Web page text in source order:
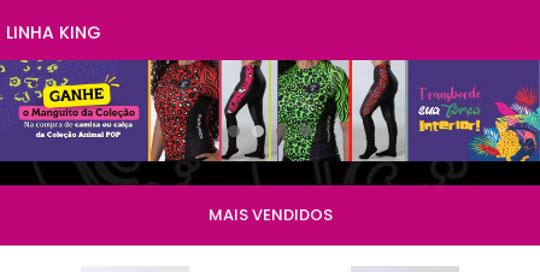
LISTRAS DEGRADÊ
MINI COROA
BERMUDAS
BRETELLES
CORTA VENTO
BONÉS
UTILIDADES
LINHA KING
MAIS VENDIDOS